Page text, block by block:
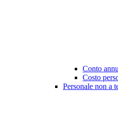
Conto
Costo
Personale non a